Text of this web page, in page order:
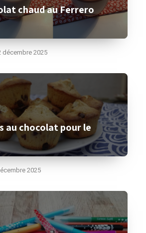
chaud au Ferrero
décembre 2025
au chocolat pour le
2025